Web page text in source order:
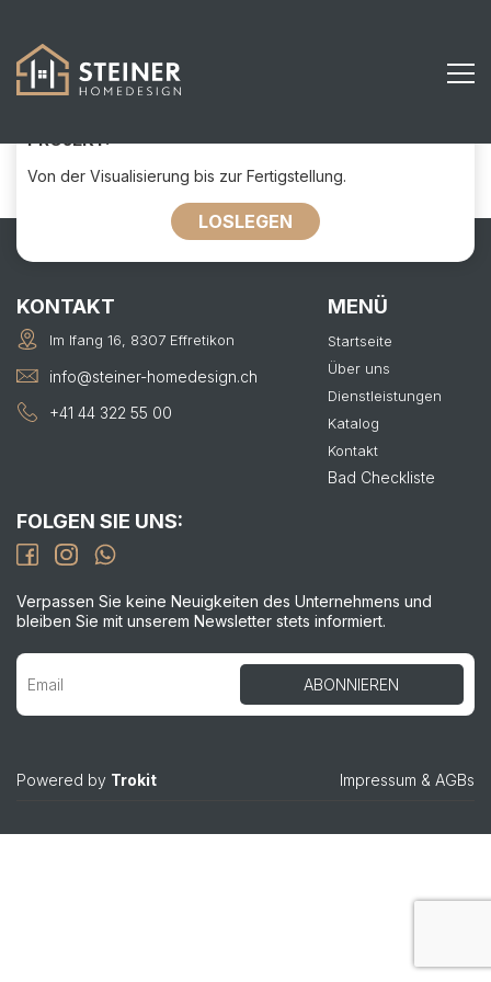
PROJEKT:
Von der Visualisierung bis zur Fertigstellung.
LOSLEGEN
KONTAKT
Im Ifang 16, 8307 Effretikon
info@steiner-homedesign.ch
+41 44 322 55 00
MENÜ
Startseite
Über uns
Dienstleistungen
Katalog
Kontakt
Bad Checkliste
FOLGEN SIE UNS:
Verpassen Sie keine Neuigkeiten des Unternehmens und
bleiben Sie mit unserem Newsletter stets informiert.
Powered by Trokit Impressum & AGBs